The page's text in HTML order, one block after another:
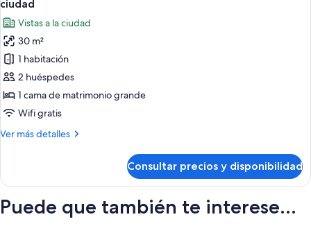
View)
las
fotos
de
Habitación
Deluxe,
1
cama
matrimonio
a
la
ciudad
Vistas a la ciudad
30 m²
1 habitación
2 huéspedes
1 cama de matrimonio grande
Wifi gratis
Ver más detalles
Más
Deluxe,
cama
Consultar precios y disponibilidad
Puede que también te interese...